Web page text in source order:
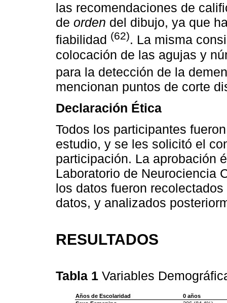
las recomendaciones de
de orden del dibujo, ya que
fiabilidad (62). La misma
colocación de las agujas y
para la detección de la
mencionan puntos de corte
Declaración Ética
Todos los participantes
estudio, y se les solicitó el
participación. La aprobación
Laboratorio de Neurociencia
los datos fueron
datos, y analizados
RESULTADOS
Tabla 1 Variables
Años de Escolaridad
0 años